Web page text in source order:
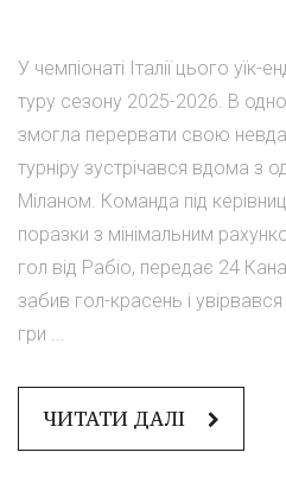
У чемпіонаті Італії цього уїк-
туру сезону 2025-2026. В
змогла перервати свою
турніру зустрічався вдома з
Міланом. Команда під
поразки з мінімальним
гол від Рабіо, передає 24
забив гол-красень і увірвався
гри ...
ЧИТАТИ ДАЛІ